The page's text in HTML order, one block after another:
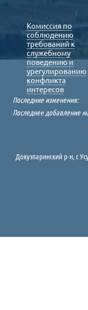
Комиссия по
соблюдению
требований к
служебному
поведению и
урегулированию
конфликта
интересов
Последние изменения:
Последнее добавление
Докузпаринский р-н, c